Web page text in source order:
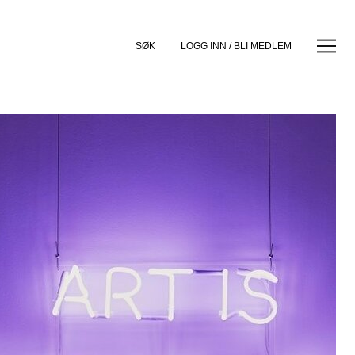
SØK LOGG INN / BLI MEDLEM